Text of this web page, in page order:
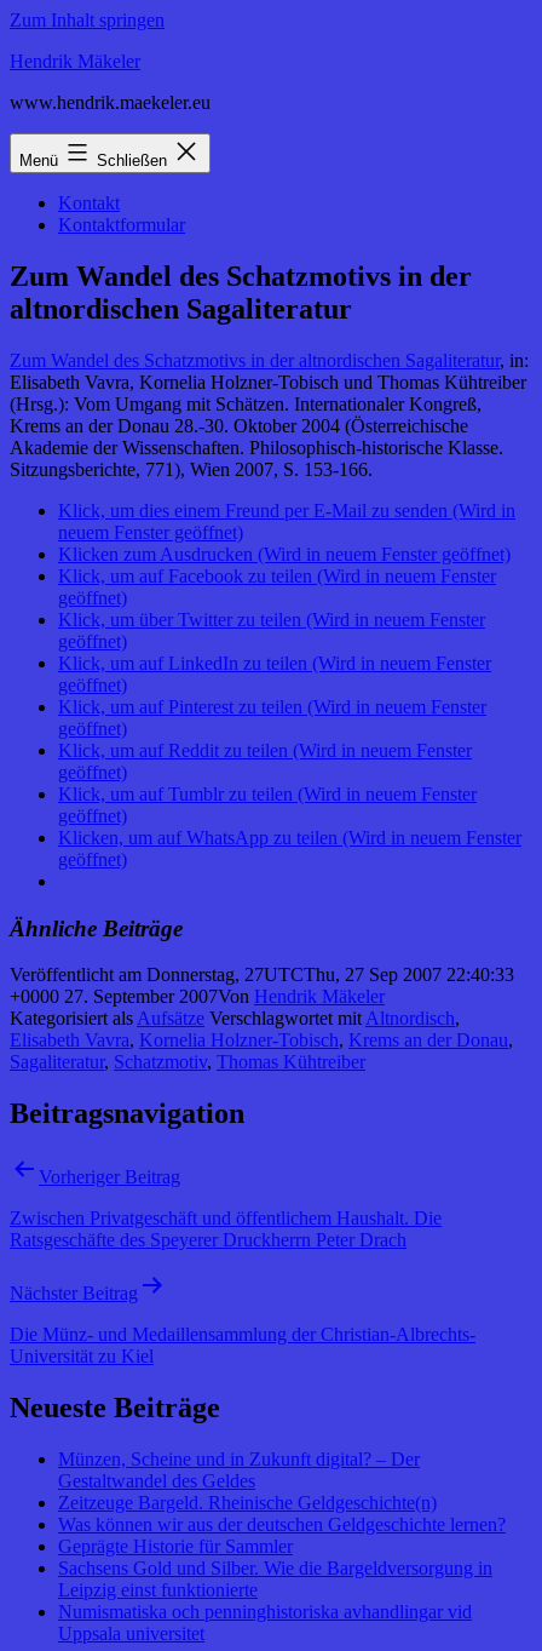
Zum Inhalt springen
Hendrik Mäkeler
www.hendrik.maekeler.eu
Menü Schließen
Kontakt
Kontaktformular
Zum Wandel des Schatzmotivs in der
altnordischen Sagaliteratur
Zum Wandel des Schatzmotivs in der altnordischen Sagaliteratur, in:
Elisabeth Vavra, Kornelia Holzner-Tobisch und Thomas Kühtreiber
(Hrsg.): Vom Umgang mit Schätzen. Internationaler Kongreß,
Krems an der Donau 28.-30. Oktober 2004 (Österreichische
Akademie der Wissenschaften. Philosophisch-historische Klasse.
Sitzungsberichte, 771), Wien 2007, S. 153-166.
Klick, um dies einem Freund per E-Mail zu senden (Wird in
neuem Fenster geöffnet)
Klicken zum Ausdrucken (Wird in neuem Fenster geöffnet)
Klick, um auf Facebook zu teilen (Wird in neuem Fenster
geöffnet)
Klick, um über Twitter zu teilen (Wird in neuem Fenster
geöffnet)
Klick, um auf LinkedIn zu teilen (Wird in neuem Fenster
geöffnet)
Klick, um auf Pinterest zu teilen (Wird in neuem Fenster
geöffnet)
Klick, um auf Reddit zu teilen (Wird in neuem Fenster
geöffnet)
Klick, um auf Tumblr zu teilen (Wird in neuem Fenster
geöffnet)
Klicken, um auf WhatsApp zu teilen (Wird in neuem Fenster
geöffnet)
Ähnliche Beiträge
Veröffentlicht am Donnerstag, 27UTCThu, 27 Sep 2007 22:40:33
+0000 27. September 2007Von Hendrik Mäkeler
Kategorisiert als Aufsätze Verschlagwortet mit Altnordisch,
Elisabeth Vavra, Kornelia Holzner-Tobisch, Krems an der Donau,
Sagaliteratur, Schatzmotiv, Thomas Kühtreiber
Beitragsnavigation
Vorheriger Beitrag
Zwischen Privatgeschäft und öffentlichem Haushalt. Die
Ratsgeschäfte des Speyerer Druckherrn Peter Drach
Nächster Beitrag
Die Münz- und Medaillensammlung der Christian-Albrechts-
Universität zu Kiel
Neueste Beiträge
Münzen, Scheine und in Zukunft digital? – Der
Gestaltwandel des Geldes
Zeitzeuge Bargeld. Rheinische Geldgeschichte(n)
Was können wir aus der deutschen Geldgeschichte lernen?
Geprägte Historie für Sammler
Sachsens Gold und Silber. Wie die Bargeldversorgung in
Leipzig einst funktionierte
Numismatiska och penninghistoriska avhandlingar vid
Uppsala universitet